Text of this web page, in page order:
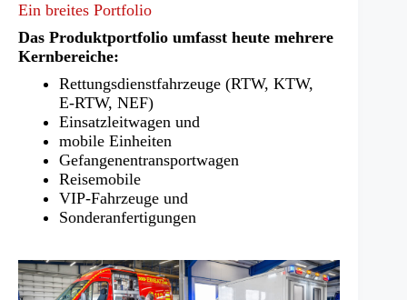
Ein breites Portfolio
Das Produktportfolio umfasst heute mehrere
Kernbereiche:
Rettungsdienstfahrzeuge (RTW, KTW,
E‑RTW, NEF)
Einsatzleitwagen und
mobile Einheiten
Gefangenentransportwagen
Reisemobile
VIP-Fahrzeuge und
Sonderanfertigungen